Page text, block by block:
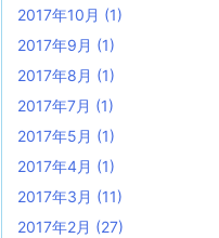
2017年10月 (1)
2017年9月 (1)
2017年8月 (1)
2017年7月 (1)
2017年5月 (1)
2017年4月 (1)
2017年3月 (11)
2017年2月 (27)